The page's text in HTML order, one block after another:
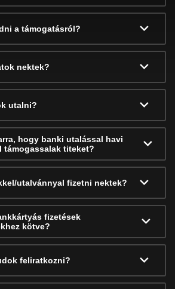
a támogatásról?
nektek?
utalni?
hogy banki utalással havi
támogassalak titeket?
utalvánnyal fizetni nektek?
fizetések
kötve?
feliratkozni?